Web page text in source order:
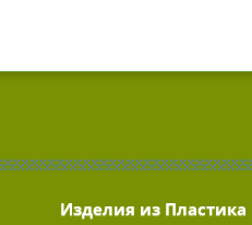
Изделия из Пластика